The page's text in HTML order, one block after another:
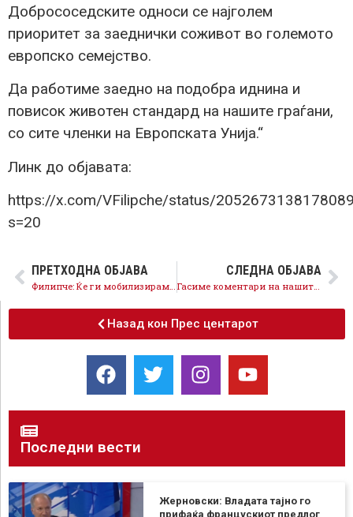
Добрососедските односи се најголем
приоритет за заеднички соживот во големoтo
европско семејство.
Да работиме заедно на подобра иднина и
повисок животен стандард на нашите граѓани,
со сите членки на Европската Унија.“
Линк до објавата:
https://x.com/VFilipche/status/
s=20
ПРЕТХОДНА ОБЈАВА СЛЕДНА ОБЈАВА
Гасиме коментари на нашите профили на социјалните мрежи – започнуваме отворена борба против фабриката за лаги на ВМРО-ОКГ
Назад кон Прес центарот
Последни вести
Жерновски: Владата тајно го
прифаќа францускиот предлог